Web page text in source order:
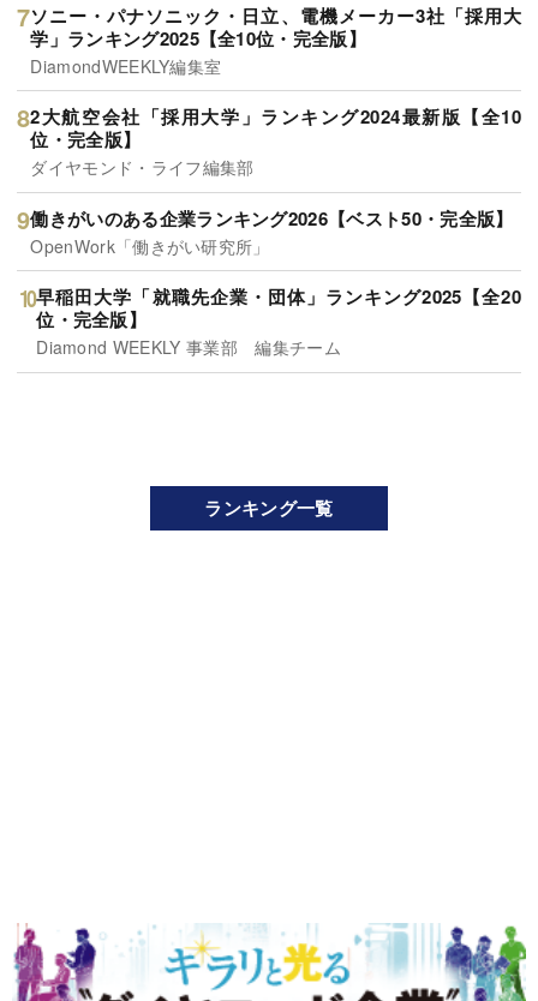
ソニー・パナソニック・日立、電機メーカー3社「採用大
学」ランキング2025【全10位・完全版】
DiamondWEEKLY編集室
2大航空会社「採用大学」ランキング2024最新版【全10
位・完全版】
ダイヤモンド・ライフ編集部
働きがいのある企業ランキング2026【ベスト50・完全版】
OpenWork「働きがい研究所」
早稲田大学「就職先企業・団体」ランキング2025【全20
位・完全版】
Diamond WEEKLY 事業部 編集チーム
ランキング一覧